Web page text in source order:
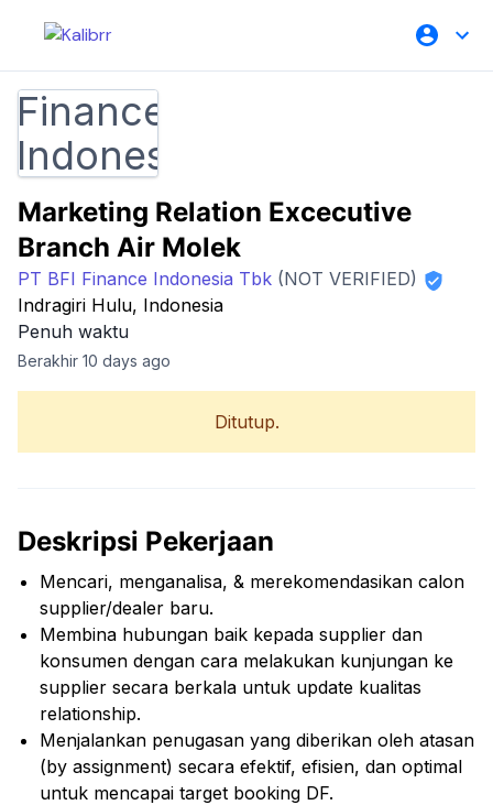
Marketing Relation Excecutive
Branch Air Molek
PT BFI Finance Indonesia Tbk (NOT VERIFIED)
Indragiri Hulu, Indonesia
Penuh waktu
Berakhir 10 days ago
Ditutup.
Deskripsi Pekerjaan
Mencari, menganalisa, & merekomendasikan calon
supplier/dealer baru.
Membina hubungan baik kepada supplier dan
konsumen dengan cara melakukan kunjungan ke
supplier secara berkala untuk update kualitas
relationship.
Menjalankan penugasan yang diberikan oleh atasan
(by assignment) secara efektif, efisien, dan optimal
untuk mencapai target booking DF.